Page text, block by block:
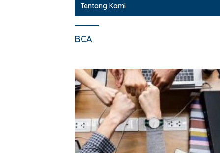
Tentang Kami
BCA